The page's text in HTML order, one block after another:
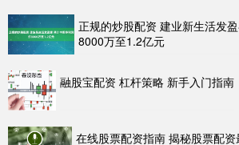
正规的炒股配资 建业新生活发
8000万至1.2亿元
融股宝配资 杠杆策略 新手入门指南
在线股票配资指南 揭秘股票配